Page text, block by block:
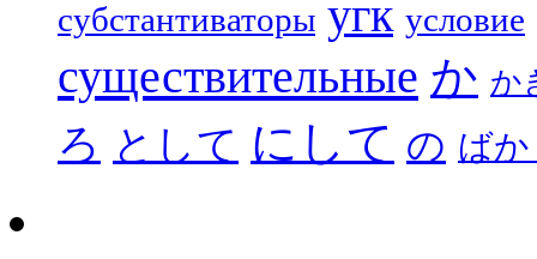
субстантиваторы угк условие
существительные か か
ろ として にして の ば